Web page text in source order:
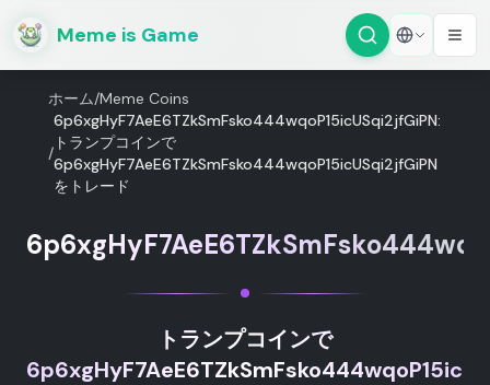
Meme is Game
ホーム/Meme Coins
/
6p6xgHyF7AeE6TZkSmFsko444wqoP15icUSqi2jfGiPN:
トランプコインで
6p6xgHyF7AeE6TZkSmFsko444wqoP15icUSqi2jfGiPN
をトレード
トランプコインで